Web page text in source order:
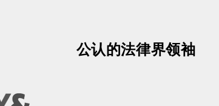
公认的法律界领袖